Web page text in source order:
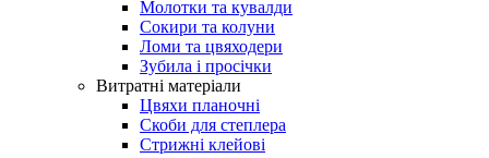
Молотки та кувалди
Сокири та колуни
Ломи та цвяходери
Зубила і просічки
Витратні матеріали
Цвяхи планочні
Скоби для степлера
Стрижні клейові